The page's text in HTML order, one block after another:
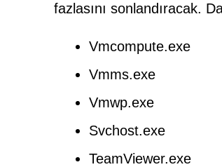
fazlasını sonlandıracak.
Vmcompute.exe
Vmms.exe
Vmwp.exe
Svchost.exe
TeamViewer.exe